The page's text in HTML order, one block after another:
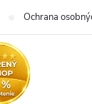
Ochrana